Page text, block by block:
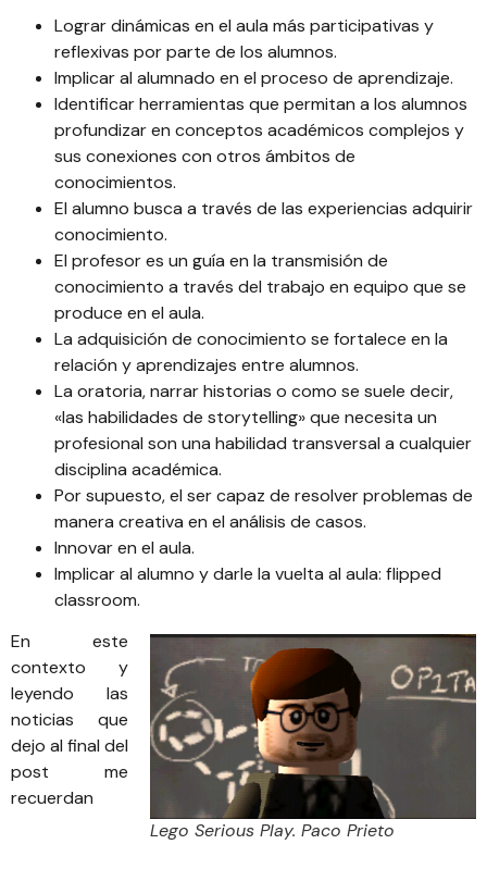
Lograr dinámicas en el aula más participativas y
reflexivas por parte de los alumnos.
Implicar al alumnado en el proceso de aprendizaje.
Identificar herramientas que permitan a los alumnos
profundizar en conceptos académicos complejos y
sus conexiones con otros ámbitos de
conocimientos.
El alumno busca a través de las experiencias adquirir
conocimiento.
El profesor es un guía en la transmisión de
conocimiento a través del trabajo en equipo que se
produce en el aula.
La adquisición de conocimiento se fortalece en la
relación y aprendizajes entre alumnos.
La oratoria, narrar historias o como se suele decir,
«las habilidades de storytelling» que necesita un
profesional son una habilidad transversal a cualquier
disciplina académica.
Por supuesto, el ser capaz de resolver problemas de
manera creativa en el análisis de casos.
Innovar en el aula.
Implicar al alumno y darle la vuelta al aula: flipped
classroom.
Lego Serious Play. Paco Prieto
En este
contexto y
leyendo las
noticias que
dejo al final del
post me
recuerdan